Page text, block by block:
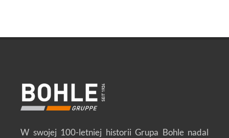
W swojej 100-letniej historii Grupa Bohle nadal